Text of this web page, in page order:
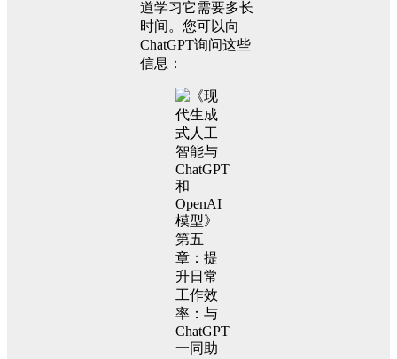
道学习它需要多长
时间。您可以向
ChatGPT询问这些
信息：